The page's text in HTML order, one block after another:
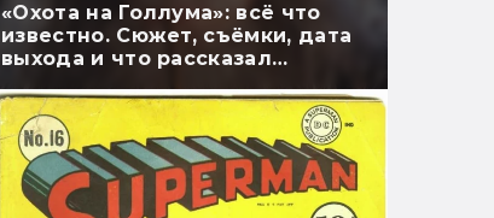
«Охота на Голлума»: всё что
известно. Сюжет, съёмки, дата
выхода и что рассказал